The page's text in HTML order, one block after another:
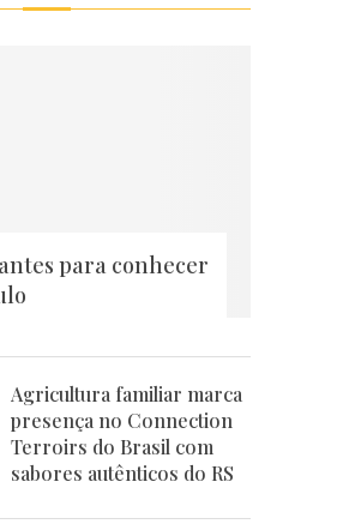
para conhecer
Agricultura familiar marca
presença no Connection
Terroirs do Brasil com
sabores autênticos do RS